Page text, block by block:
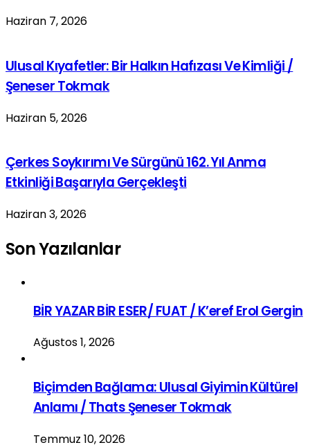
Haziran 7, 2026
Ulusal Kıyafetler: Bir Halkın Hafızası Ve Kimliği /
Şeneser Tokmak
Haziran 5, 2026
Çerkes Soykırımı Ve Sürgünü 162. Yıl Anma
Etkinliği Başarıyla Gerçekleşti
Haziran 3, 2026
Son Yazılanlar
BİR YAZAR BİR ESER/ FUAT / K’eref Erol Gergin
Ağustos 1, 2026
Biçimden Bağlama: Ulusal Giyimin Kültürel
Anlamı / Thats Şeneser Tokmak
Temmuz 10, 2026